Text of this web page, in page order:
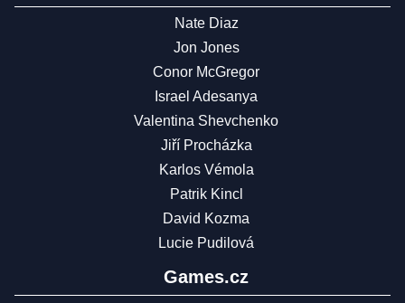
Nate Diaz
Jon Jones
Conor McGregor
Israel Adesanya
Valentina Shevchenko
Jiří Procházka
Karlos Vémola
Patrik Kincl
David Kozma
Lucie Pudilová
Games.cz